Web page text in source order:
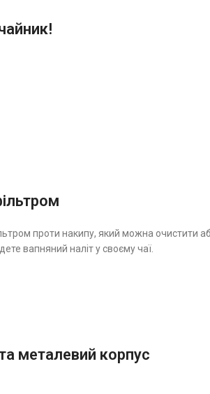
проти накипу, який можна очистити
вапняний наліт у своєму чаї.
металевий корпус